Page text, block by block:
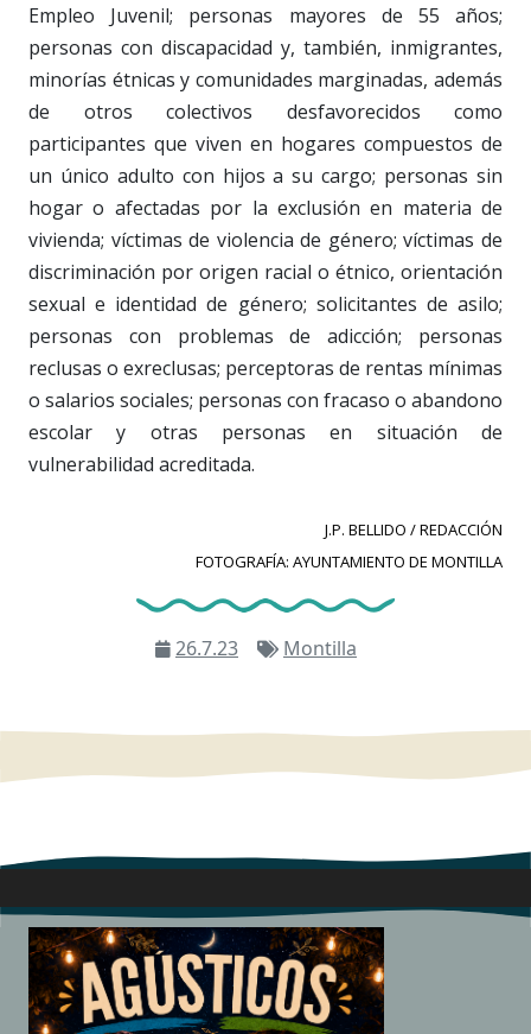
Empleo Juvenil; personas mayores de 55 años;
personas con discapacidad y, también, inmigrantes,
minorías étnicas y comunidades marginadas, además
de otros colectivos desfavorecidos como
participantes que viven en hogares compuestos de
un único adulto con hijos a su cargo; personas sin
hogar o afectadas por la exclusión en materia de
vivienda; víctimas de violencia de género; víctimas de
discriminación por origen racial o étnico, orientación
sexual e identidad de género; solicitantes de asilo;
personas con problemas de adicción; personas
reclusas o exreclusas; perceptoras de rentas mínimas
o salarios sociales; personas con fracaso o abandono
escolar y otras personas en situación de
vulnerabilidad acreditada.
J.P. BELLIDO / REDACCIÓN
FOTOGRAFÍA: AYUNTAMIENTO DE MONTILLA
26.7.23 Montilla